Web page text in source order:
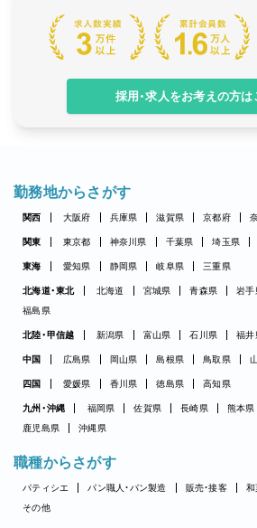
採用・求人をお考えの方は
勤務地からさがす
関西 大阪府 兵庫県 滋賀県 京都府
関東 東京都 神奈川県 千葉県 埼玉県
東海 愛知県 静岡県 岐阜県 三重県
北海道・東北 北海道 宮城県 青森県 岩手
福島県
北陸・甲信越 新潟県 富山県 石川県 福井
中国 広島県 岡山県 島根県 鳥取県
四国 愛媛県 香川県 徳島県 高知県
九州・沖縄 福岡県 佐賀県 長崎県 熊本県
鹿児島県
沖縄県
職種からさがす
パティシエ パン職人・パン製造 販売・接客 和
その他